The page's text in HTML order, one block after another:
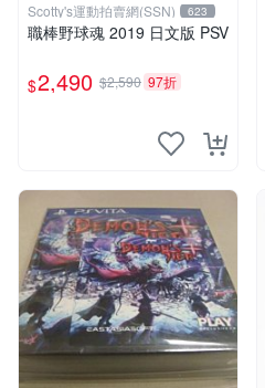
Scotty's運動拍賣網(SSN) 623
職棒野球魂 2019 日文版 PSV
$2,490 $2,590 97折